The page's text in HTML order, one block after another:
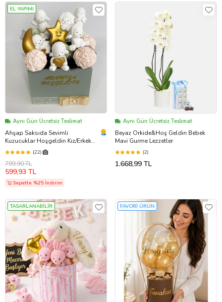
EL YAPIMI
Aynı Gün Ücretsiz Teslimat
Ahşap Saksıda Sevimli
Kuzucuklar Hoşgeldin Kız/Erkek
Soft Bebek Kokulu Taş Hediyelik
(22)
799,90 TL
599,93 TL
Sepette %25 İndirim
Aynı Gün Ücretsiz Teslimat
Beyaz Orkide&Hoş Geldin Bebek
Mavi Gurme Lezzetler
(2)
1.668,99 TL
TASARLANABİLİR FAVORİ ÜRÜN